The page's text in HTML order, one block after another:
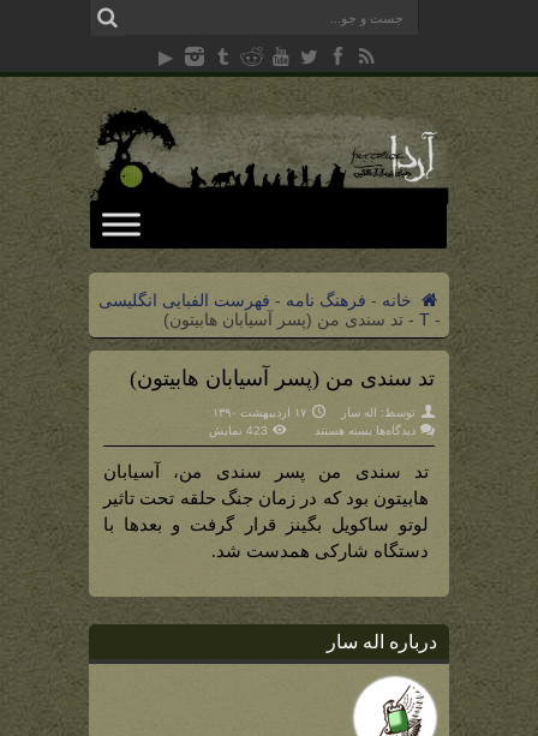
خانه - فرهنگ نامه - فهرست الفبایی انگلیسی
-
T
- تد سندی من (پسر آسیابان هابیتون)
تد سندی من (پسر آسیابان هابیتون)
توسط: اله سار
۱۷ اردیبهشت ۱۳۹۰
دیدگاه‌ها برای
من
(پسر
آسیابان
هابیتون)
بسته هستند 423 نمایش
تد سندی من پسر سندی من، آسیابان
هابیتون بود که در زمان جنگ حلقه تحت تاثیر
لوتو ساکویل بگینز قرار گرفت و بعدها با
دستگاه شارکی همدست شد.
درباره اله سار